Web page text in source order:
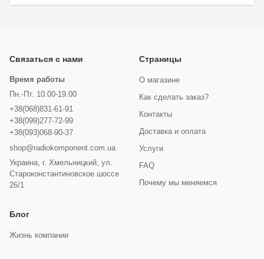
Связаться с нами
Время работы
Пн.-Пт. 10.00-19.00
+38(068)831-61-91
+38(099)277-72-99
+38(093)068-90-37
shop@radiokomponent.com.ua
Украина, г. Хмельницкий, ул.
Староконстантиновское шоссе
26/1
Страницы
О магазине
Как сделать заказ?
Контакты
Доставка и оплата
Услуги
FAQ
Почему мы меняемся
Блог
Жизнь компании